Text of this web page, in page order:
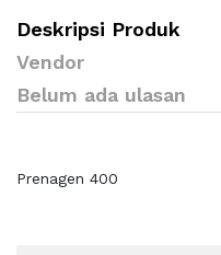
Deskripsi Produk
Vendor
Belum ada ulasan
Prenagen 400